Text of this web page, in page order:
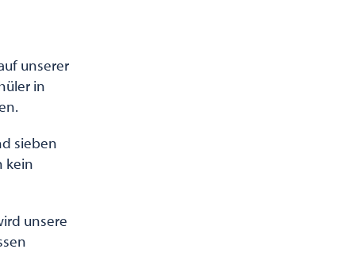
unserer
in
sieben
kein
unsere